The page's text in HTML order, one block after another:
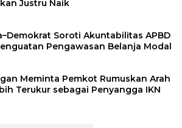
Justru Naik
Soroti Akuntabilitas APBD
Pengawasan Belanja Modal
Meminta Pemkot Rumuskan Arah
Terukur sebagai Penyangga IKN